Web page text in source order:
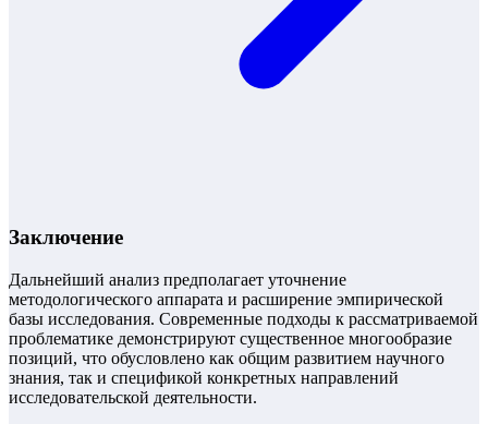
Заключение
Дальнейший анализ предполагает уточнение
методологического аппарата и расширение эмпирической
базы исследования. Современные подходы к рассматриваемой
проблематике демонстрируют существенное многообразие
позиций, что обусловлено как общим развитием научного
знания, так и спецификой конкретных направлений
исследовательской деятельности.